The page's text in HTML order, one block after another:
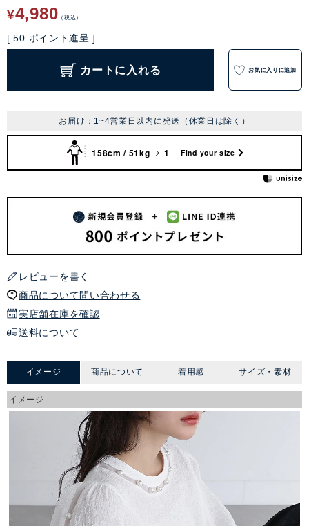
¥4,980 税込
[ 50 ポイント進呈 ]
カートに入れる お気に入りに追加
お届け：1~4営業日以内に発送（休業日は除く）
158cm / 51kg 1 Find your size
レビューを書く
商品について問い合わせる
実店舗在庫を確認
送料について
イメージ 商品について 着用感 サイズ・素材
イメージ